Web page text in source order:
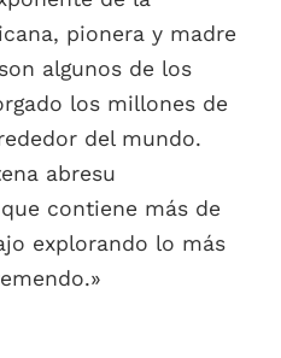
pionera y madre
algunos de los
los millones de
del mundo.
abresu
contiene más de
explorando lo más